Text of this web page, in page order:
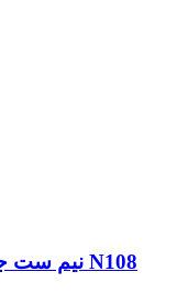
نیم ست جواهری نقره ایتالیایی طرح ستاره کد N108